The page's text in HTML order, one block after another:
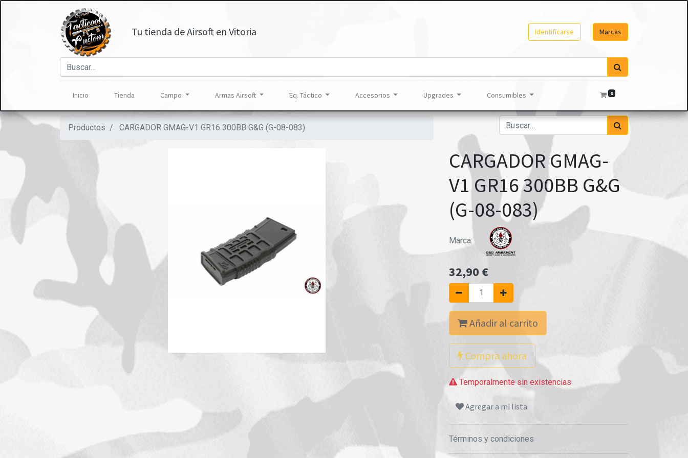
Tu tienda de Airsoft en Vitoria Identificarse Marcas
Inicio Tienda Campo Armas Airsoft Eq. Táctico Accesorios Upgrades Consumibles 0
Productos CARGADOR GMAG-V1 GR16 300BB G&G (G-08-083)
CARGADOR GMAG-
V1 GR16 300BB G&G
(G-08-083)
Marca:
32,90 €
Añadir al carrito
Compra ahora
Temporalmente sin existencias
Agregar a mi lista
Términos y condiciones